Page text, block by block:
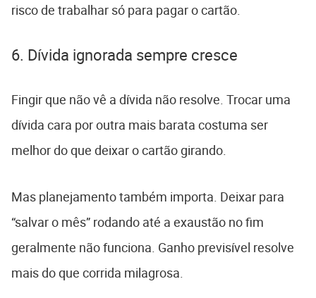
risco de trabalhar só para pagar o cartão.
6. Dívida ignorada sempre cresce
Fingir que não vê a dívida não resolve. Trocar uma
dívida cara por outra mais barata costuma ser
melhor do que deixar o cartão girando.
Mas planejamento também importa. Deixar para
“salvar o mês” rodando até a exaustão no fim
geralmente não funciona. Ganho previsível resolve
mais do que corrida milagrosa.